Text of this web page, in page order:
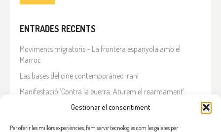
Gestionar el consentiment
Per oferir les millors experiències, fem servir tecnologies com les galetes per
ENTRADES RECENTS
Moviments migratoris – La frontera espanyola amb el
Marroc
Las bases del cine contemporáneo iraní
Manifestació ‘Contra la guerra. Aturem el rearmament’
En solidaritat amb el Líban
Què està passant a l’Iran?